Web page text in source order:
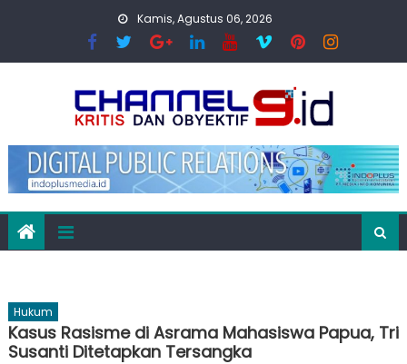
Kamis, Agustus 06, 2026
Hukum
Kasus Rasisme di Asrama Mahasiswa Papua, Tri
Susanti Ditetapkan Tersangka